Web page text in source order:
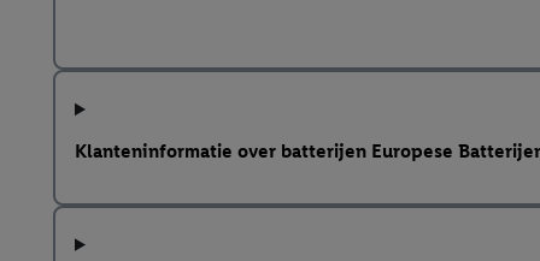
Klanteninformatie over batterijen Europese